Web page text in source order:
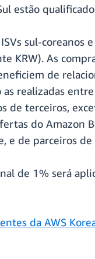
estão
sul-coreanos
KRW). As
de
realizadas
terceiros,
do Amazon
de parceiros
de 1% será
da AWS